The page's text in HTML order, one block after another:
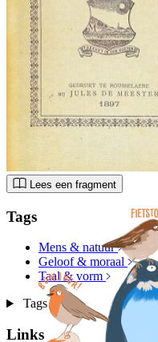
Lees een fragment
Tags
Mens & natuur
Geloof & moraal
Taal & vorm
Tags
Links